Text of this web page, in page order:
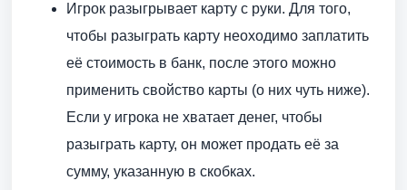
Игрок разыгрывает карту с руки. Для того,
чтобы разыграть карту неоходимо заплатить
её стоимость в банк, после этого можно
применить свойство карты (о них чуть ниже).
Если у игрока не хватает денег, чтобы
разыграть карту, он может продать её за
сумму, указанную в скобках.